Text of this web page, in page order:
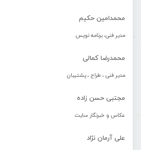
محمدامین حکیم
مدیر فنی، برنامه نویس
محمدرضا کمالی
مدیر فنی ، طراح ، پشتیبان
مجتبی حسن زاده
عکاس و خبرنگار سایت
علی آرمان نژاد